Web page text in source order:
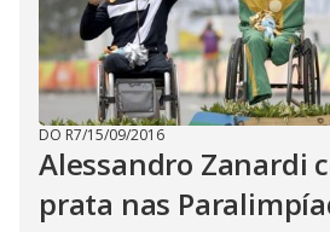
DO R7/15/09/2016
Alessandro Zanardi
prata nas